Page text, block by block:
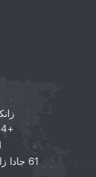
+964(0) 750 733 2080
61 جادا زاخۆ، تاخێ مازی، دهۆك 1006،